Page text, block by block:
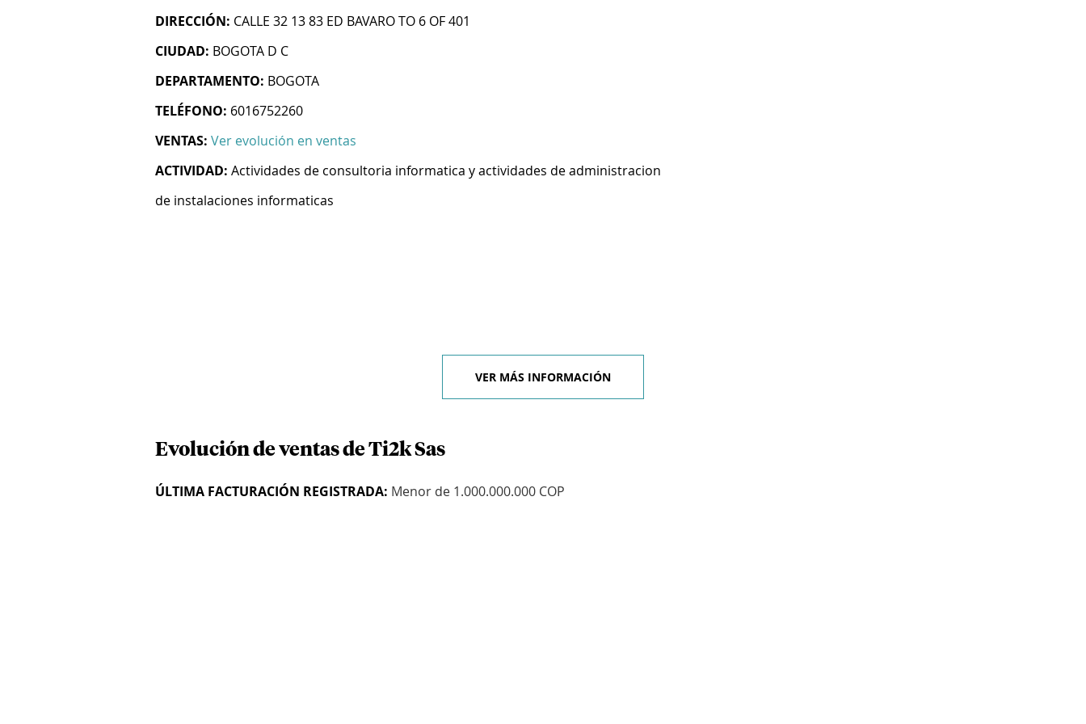
DIRECCIÓN: CALLE 32 13 83 ED BAVARO TO 6 OF 401
CIUDAD: BOGOTA D C
DEPARTAMENTO: BOGOTA
TELÉFONO: 6016752260
VENTAS: Ver evolución en ventas
ACTIVIDAD: Actividades de consultoria informatica y actividades de administracion
de instalaciones informaticas
VER MÁS INFORMACIÓN
Evolución de ventas de Ti2k Sas
ÚLTIMA FACTURACIÓN REGISTRADA: Menor de 1.000.000.000 COP